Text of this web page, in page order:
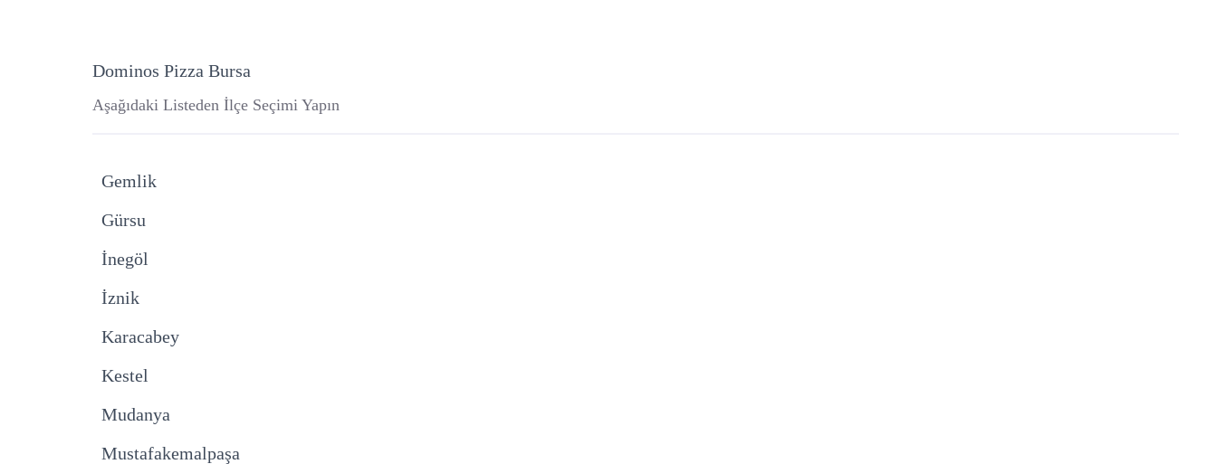
Dominos Pizza Bursa
Aşağıdaki Listeden İlçe Seçimi Yapın
Gemlik
Gürsu
İnegöl
İznik
Karacabey
Kestel
Mudanya
Mustafakemalpaşa